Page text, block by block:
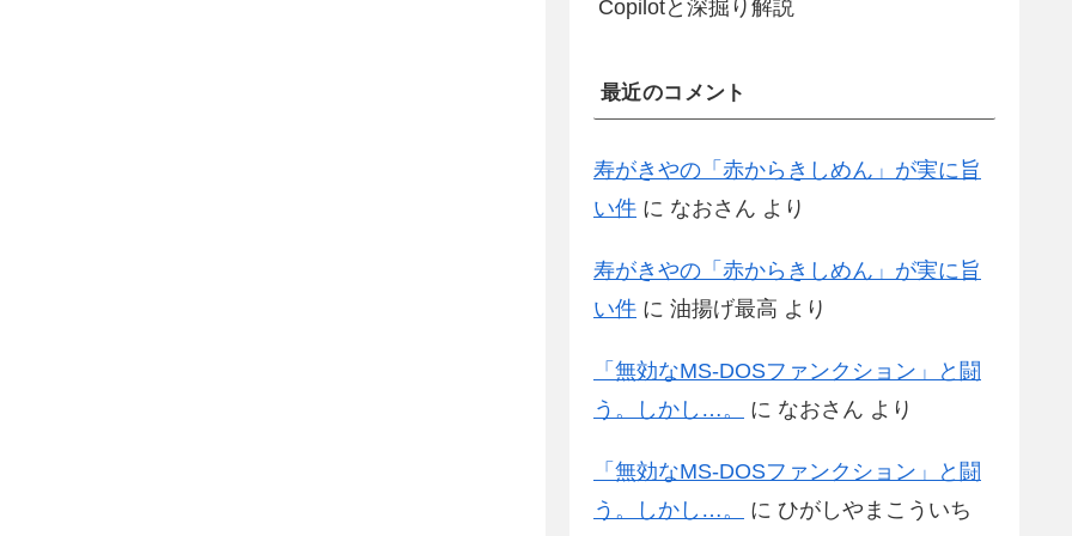
Copilotと深掘り解説
最近のコメント
寿がきやの「赤からきしめん」が実に旨
い件 に なおさん より
寿がきやの「赤からきしめん」が実に旨
い件 に 油揚げ最高 より
「無効なMS-DOSファンクション」と闘
う。しかし…。
に なおさん より
「無効なMS-DOSファンクション」と闘
う。しかし…。
に ひがしやまこういち